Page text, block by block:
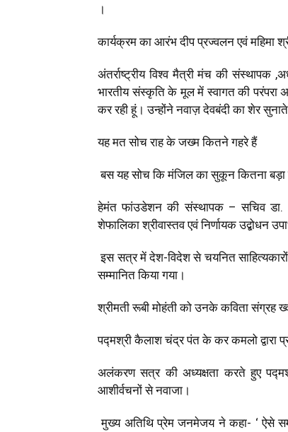
।
कार्यक्रम का आरंभ दीप प्रज्वलन एवं महिमा
अंतर्राष्ट्रीय विश्व मैत्री मंच की संस्थापक
भारतीय संस्कृति के मूल में स्वागत की
कर रही हूं। उन्होंने नवाज़ देवबंदी का शेर सुनाते
यह मत सोच राह के जख्म कितने गहरे हैं
बस यह सोच कि मंजिल का सुकून कितना बड़ा
हेमंत फांउडेशन की संस्थापक – सचिव डा.
शेफालिका श्रीवास्तव एवं निर्णायक उद्बोधन
इस सत्र में देश-विदेश से चयनित साहित्यकारों
सम्मानित किया गया।
श्रीमती रूबी मोहंती को उनके कविता संग्रह
पद्मश्री कैलाश चंद्र पंत के कर कमलो द्वारा
अलंकरण सत्र की अध्यक्षता करते हुए
आशीर्वचनों से नवाजा।
मुख्य अतिथि प्रेम जनमेजय ने कहा- ‘ ऐसे